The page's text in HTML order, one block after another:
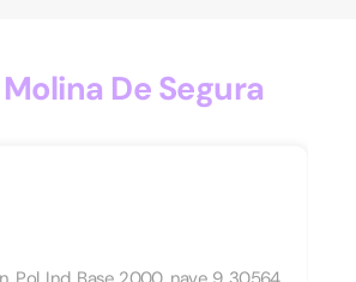
De Segura